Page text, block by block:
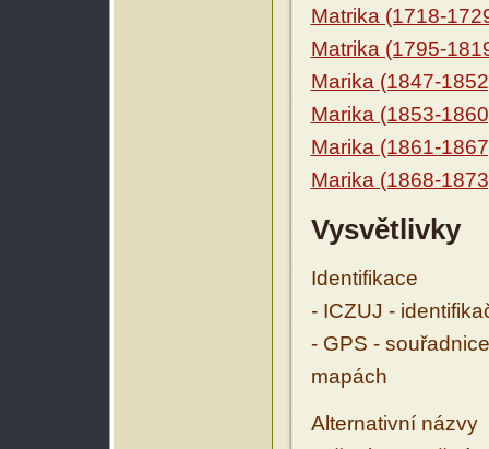
Matrika (1718-
Matrika (1795-
Marika (1847-
Marika (1853-
Marika (1861-
Marika (1868-
Vysvětlivky
Identifikace
- ICZUJ -
- GPS -
mapách
Alternativní názvy